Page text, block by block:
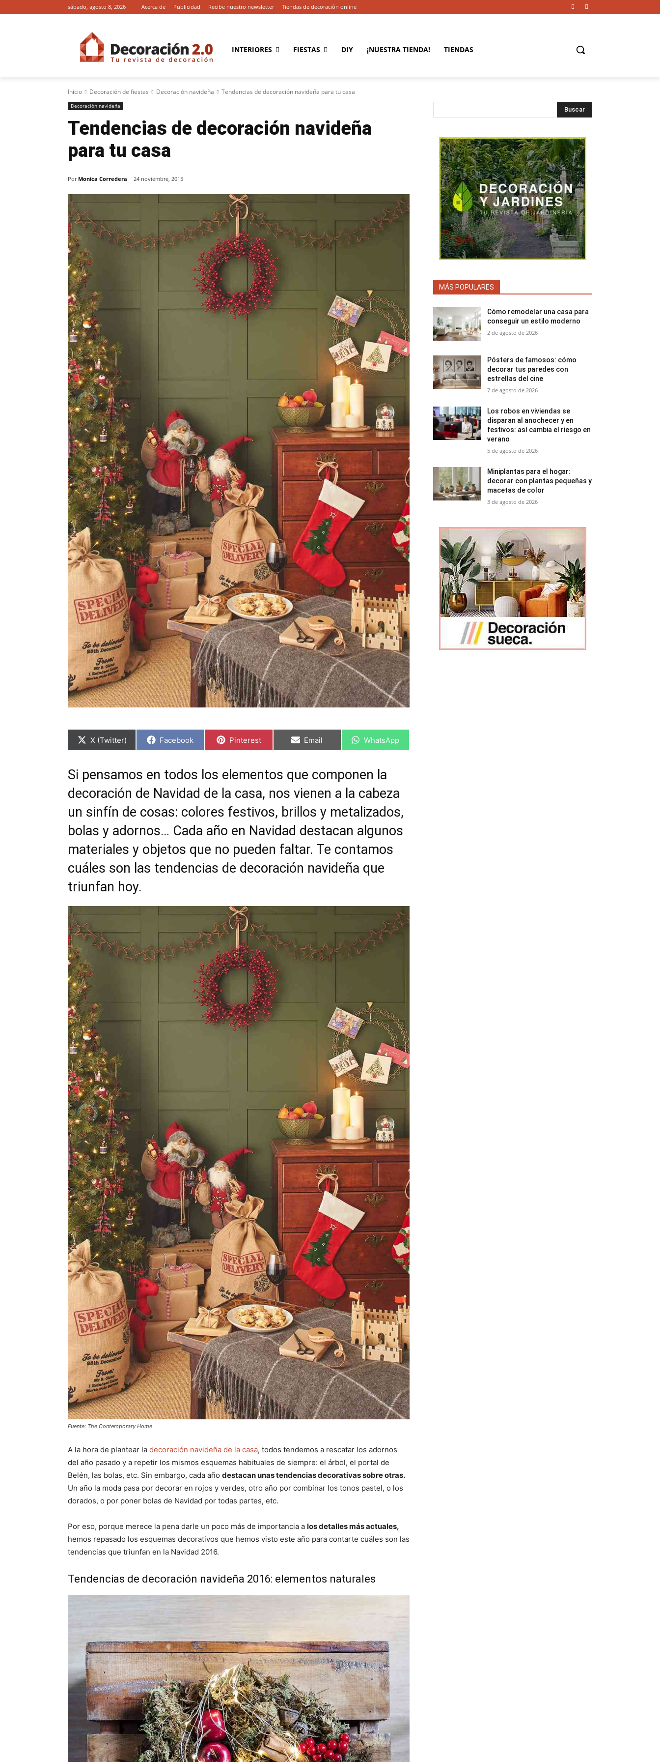
sábado, agosto 8, 2026 Acerca de Publicidad Recibe nuestro newsletter Tiendas de decoración online
INTERIORES FIESTAS DIY ¡NUESTRA TIENDA! TIENDAS
Inicio Decoración de fiestas Decoración navideña Tendencias de decoración navideña para tu casa
Decoración navideña
Tendencias de decoración navideña
para tu casa
Por Monica Corredera 24 noviembre, 2015
C
r
i
r
e
n
X (Twitter) C
r
i
r
n
Facebook C
a
i
r
e
n
Pinterest C
r
i
r
n
Email C
r
i
r
e
n
WhatsApp
Si pensamos en todos los elementos que componen la
decoración de Navidad de la casa, nos vienen a la cabeza
un sinfín de cosas: colores festivos, brillos y metalizados,
bolas y adornos… Cada año en Navidad destacan algunos
materiales y objetos que no pueden faltar. Te contamos
cuáles son las tendencias de decoración navideña que
triunfan hoy.
Fuente: The Contemporary Home
A la hora de plantear la decoración navideña de la casa, todos tendemos a rescatar los adornos
del año pasado y a repetir los mismos esquemas habituales de siempre: el árbol, el portal de
Belén, las bolas, etc. Sin embargo, cada año destacan unas tendencias decorativas sobre otras.
Un año la moda pasa por decorar en rojos y verdes, otro año por combinar los tonos pastel, o los
dorados, o por poner bolas de Navidad por todas partes, etc.
Por eso, porque merece la pena darle un poco más de importancia a los detalles más actuales,
hemos repasado los esquemas decorativos que hemos visto este año para contarte cuáles son las
tendencias que triunfan en la Navidad 2016.
Tendencias de decoración navideña 2016: elementos naturales
Buscar
MÁS POPULARES
Cómo remodelar una casa para
conseguir un estilo moderno
2 de agosto de 2026
Pósters de famosos: cómo
decorar tus paredes con
estrellas del cine
7 de agosto de 2026
Los robos en viviendas se
disparan al anochecer y en
festivos: así cambia el riesgo en
verano
5 de agosto de 2026
Miniplantas para el hogar:
decorar con plantas pequeñas y
macetas de color
3 de agosto de 2026